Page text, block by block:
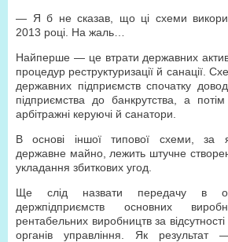
— Я б не сказав, що ці схеми
2013 році. На жаль…
Найперше — це втрати державних
процедур реструктуризації й санації.
державних підприємств спочатку
підприємства до банкрутства, а
арбітражні керуючі й санатори.
В основі іншої типової схеми, за
державне майно, лежить штучне
укладання збиткових угод.
Ще слід назвати передачу в
держпідприємств основних
рентабельних виробництв за
органів управління. Як результат